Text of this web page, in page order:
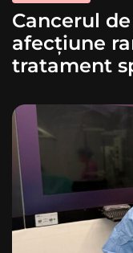
Cancerul
afecțiune
tratament